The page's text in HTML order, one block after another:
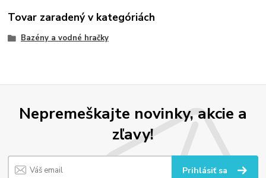
Tovar zaradený v kategóriách
Bazény a vodné hračky
Nepremeškajte novinky, akcie a
zľavy!
Prihlásiť sa